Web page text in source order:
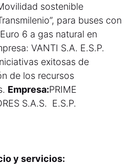
sostenible
para buses con
6 a gas natural en
VANTI S.A. E.S.P.
exitosas de
de los recursos
Empresa:PRIME
S.A.S. E.S.P.
y servicios: